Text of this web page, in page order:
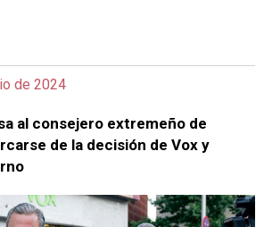
de 2024
al consejero extremeño de
de la decisión de Vox y